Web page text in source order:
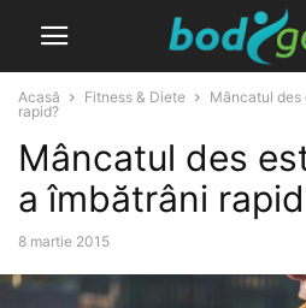
Acasă Fitness & Diete
Mâncatul des
rapid?
Mâncatul des
a îmbătrâni
8 martie 2015